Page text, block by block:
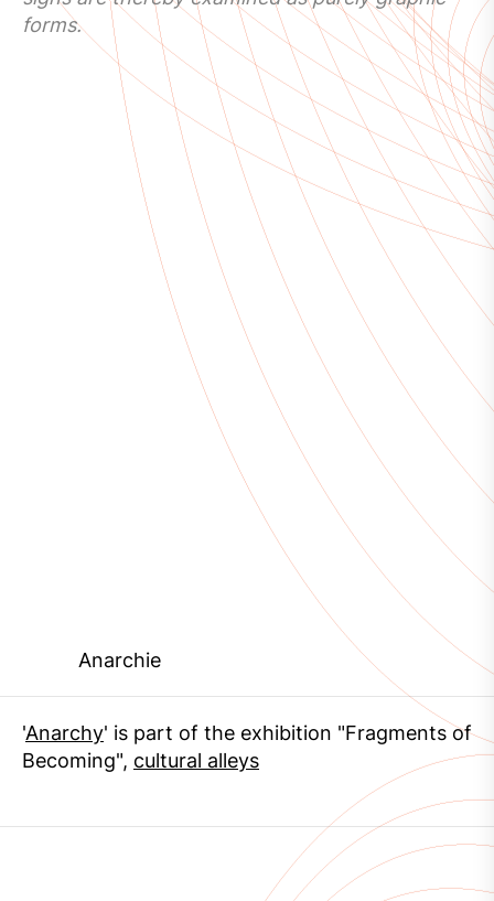
forms.
Anarchie
'Anarchy' is part of the exhibition "Fragments of
Becoming", cultural alleys